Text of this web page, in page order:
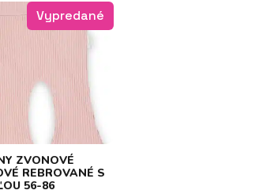
Vypredané
ZVONOVÉ
REBROVANÉ S
56-86